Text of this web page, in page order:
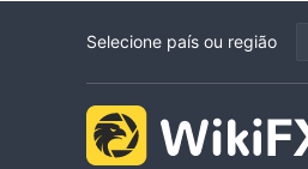
Selecione país ou região